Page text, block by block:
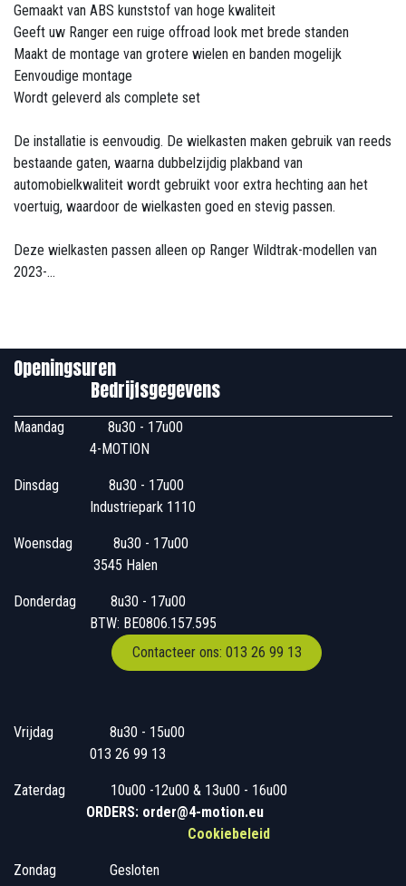
Gemaakt van ABS kunststof van hoge kwaliteit
Geeft uw Ranger een ruige offroad look met brede standen
Maakt de montage van grotere wielen en banden mogelijk
Eenvoudige montage
Wordt geleverd als complete set
De installatie is eenvoudig. De wielkasten maken gebruik van reeds
bestaande gaten, waarna dubbelzijdig plakband van
automobielkwaliteit wordt gebruikt voor extra hechting aan het
voertuig, waardoor de wielkasten goed en stevig passen.
Deze wielkasten passen alleen op Ranger Wildtrak-modellen van
2023-...
Openingsuren
Bedrijfsgegevens
Maandag
​8u30 - 17u00
4-MOTION
Dinsdag
​8u30 - 17u00
Industriepark 1110
Woensdag
​​​ 8u30 - 17u00
3545 Halen
Donderdag
​​8u30 - 17u00
BTW: BE0806.157.595
Contacteer ons: 013 26 99 13
Vrijdag
​8u30 - 15u00
013 26 99 13
Zaterdag
​10u00 -12u00 & 13u00 - 16u00
ORDERS: order@4-motion.eu
Cookiebeleid
Zondag
​​Gesloten